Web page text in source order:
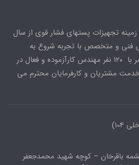
تجهیزات پستهای فشار قوی از سال
دانش فنی و متخصص با تجربه شروع به
فعالیت نمود . در حال حاضر با ۱۲۰ نفر مهندس کارآزموده و فعال در
مشتریان و کارفرمایان محترم می
باقرخان – کوچه شهید محمدجعفر